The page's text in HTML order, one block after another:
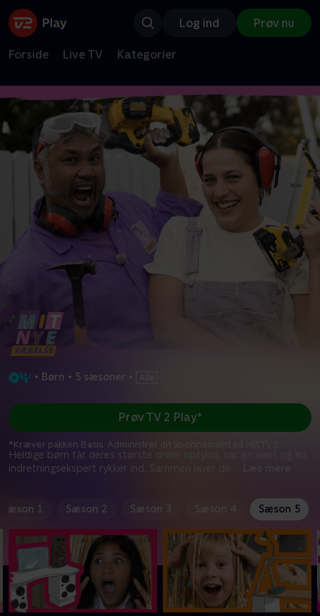
Log ind Prøv nu
Forside Live TV Kategorier
• Børn • 5 sæsoner •
Heldige børn får deres største drøm opfyldt, når en vært og en
indretningsekspert rykker ind. Sammen laver de
Prøv TV 2 Play*
*Kræver pakken Basis. Administrer dit abonnement på Mit TV 2.
Sæson 1 Sæson 2 Sæson 3 Sæson 4 Sæson 5